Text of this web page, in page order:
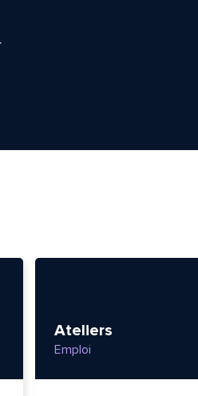
Ateliers
Emploi